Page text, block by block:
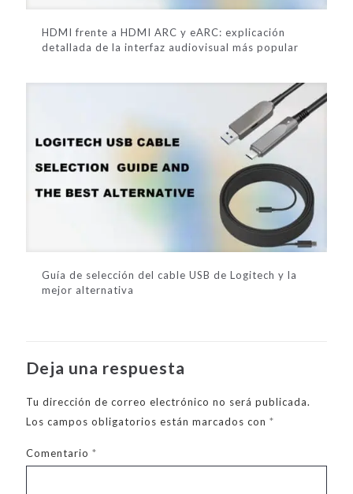
HDMI frente a HDMI ARC y eARC: explicación
detallada de la interfaz audiovisual más popular
Guía de selección del cable USB de Logitech y la
mejor alternativa
Deja una respuesta
Tu dirección de correo electrónico no será publicada.
Los campos obligatorios están marcados con *
Comentario *